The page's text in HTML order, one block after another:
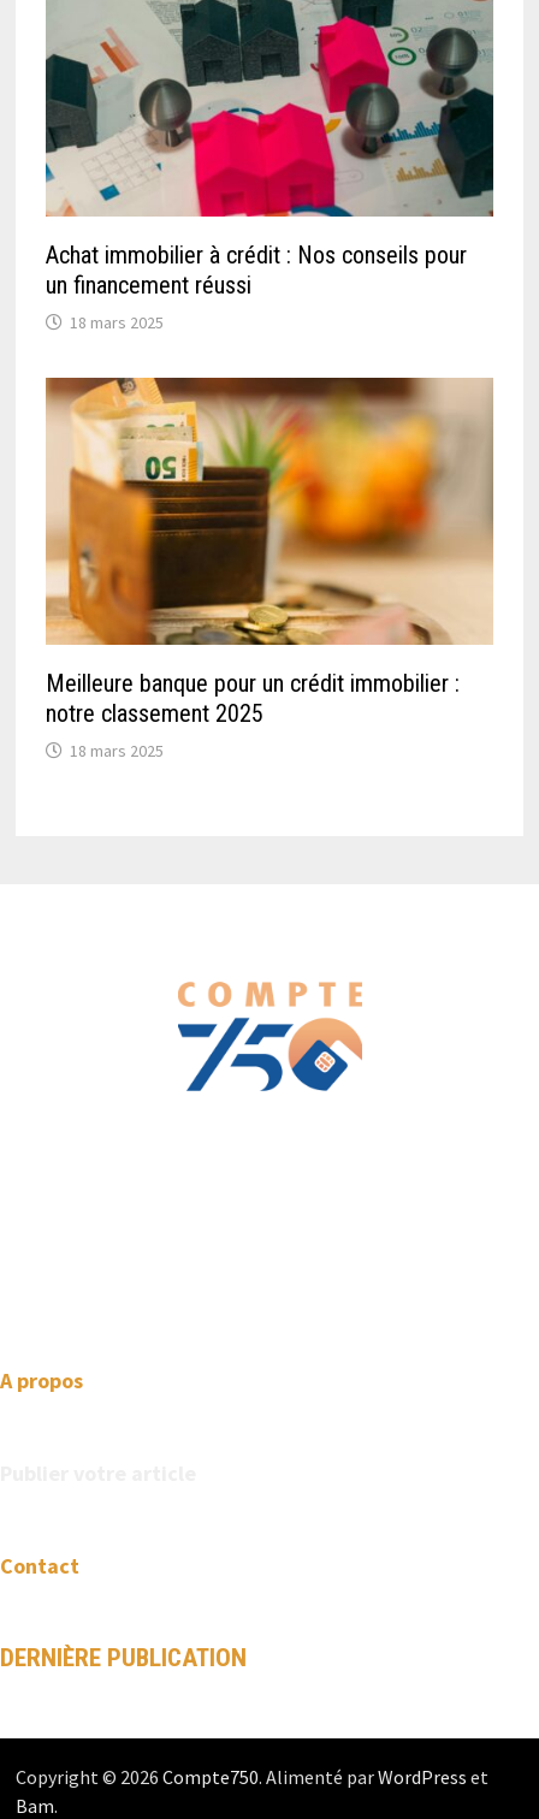
Achat immobilier à crédit : Nos conseils pour
un financement réussi
18 mars 2025
Meilleure banque pour un crédit immobilier :
notre classement 2025
18 mars 2025
A propos
Contact
DERNIÈRE PUBLICATION
Copyright © 2026 Compte750. Alimenté parWordPress et
Bam.